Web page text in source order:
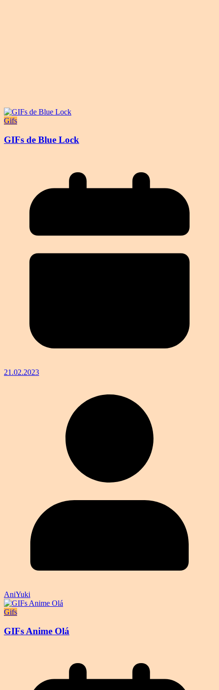
Gifs
GIFs de Blue Lock
21.02.2023
AniYuki
Gifs
GIFs Anime Olá